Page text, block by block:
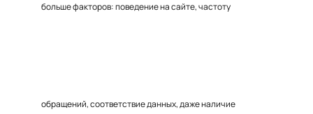
больше факторов: поведение на сайте, частоту
обращений, соответствие данных, даже наличие